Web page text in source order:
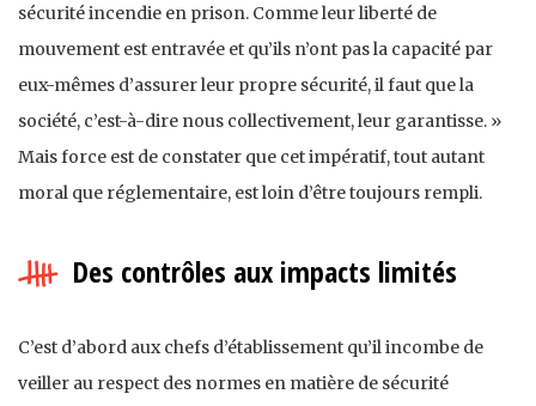
sécurité incendie en prison. Comme leur liberté de
mouvement est entravée et qu’ils n’ont pas la capacité par
eux-mêmes d’assurer leur propre sécurité, il faut que la
société, c’est-à-dire nous collectivement, leur garantisse. »
Mais force est de constater que cet impératif, tout autant
moral que réglementaire, est loin d’être toujours rempli.
Des contrôles aux impacts limités
C’est d’abord aux chefs d’établissement qu’il incombe de
veiller au respect des normes en matière de sécurité